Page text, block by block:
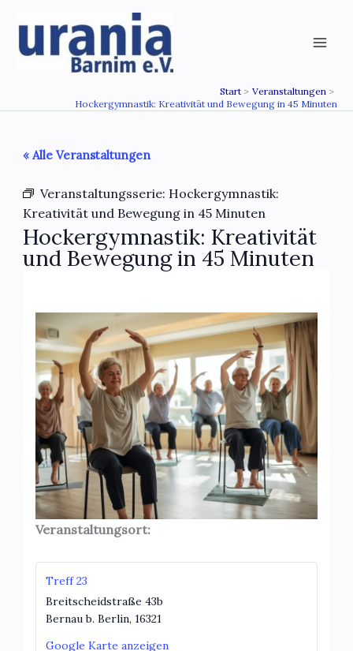
Inhalt
springen
Start
Veranstaltungen
Hockergymnastik: Kreativität und Bewegung in 45 Minuten
« Alle Veranstaltungen
Veranstaltungsserie: Hockergymnastik:
Kreativität und Bewegung in 45 Minuten
Hockergymnastik: Kreativität
und Bewegung in 45 Minuten
Veranstaltungsort:
Treff 23
Breitscheidstraße 43b
Bernau b. Berlin, 16321
Google Karte anzeigen